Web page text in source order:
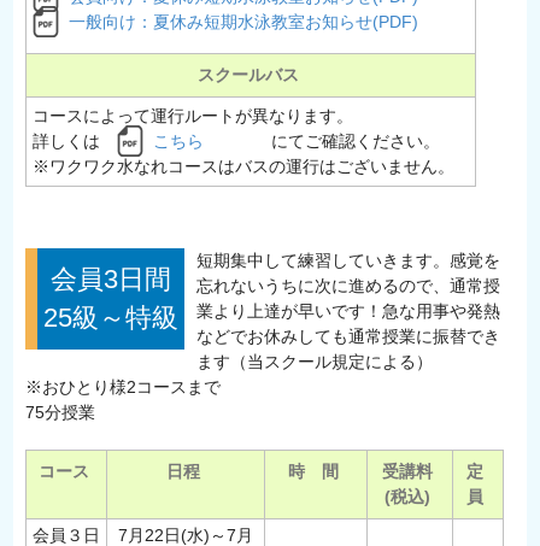
一般向け：夏休み短期水泳教室お知らせ(PDF)
スクールバス
コースによって運行ルートが異なります。
詳しくは
こちら
にてご確認ください。
※ワクワク水なれコースはバスの運行はございません。
会員3日間
25級～特級
短期集中して練習していきます。感覚を
忘れないうちに次に進めるので、通常授
業より上達が早いです！急な用事や発熱
などでお休みしても通常授業に振替でき
ます（当スクール規定による）
※おひとり様2コースまで
75分授業
コース 日程 時 間
受講料
(税込)
定
員
会員３日
7月22日(水)～7月